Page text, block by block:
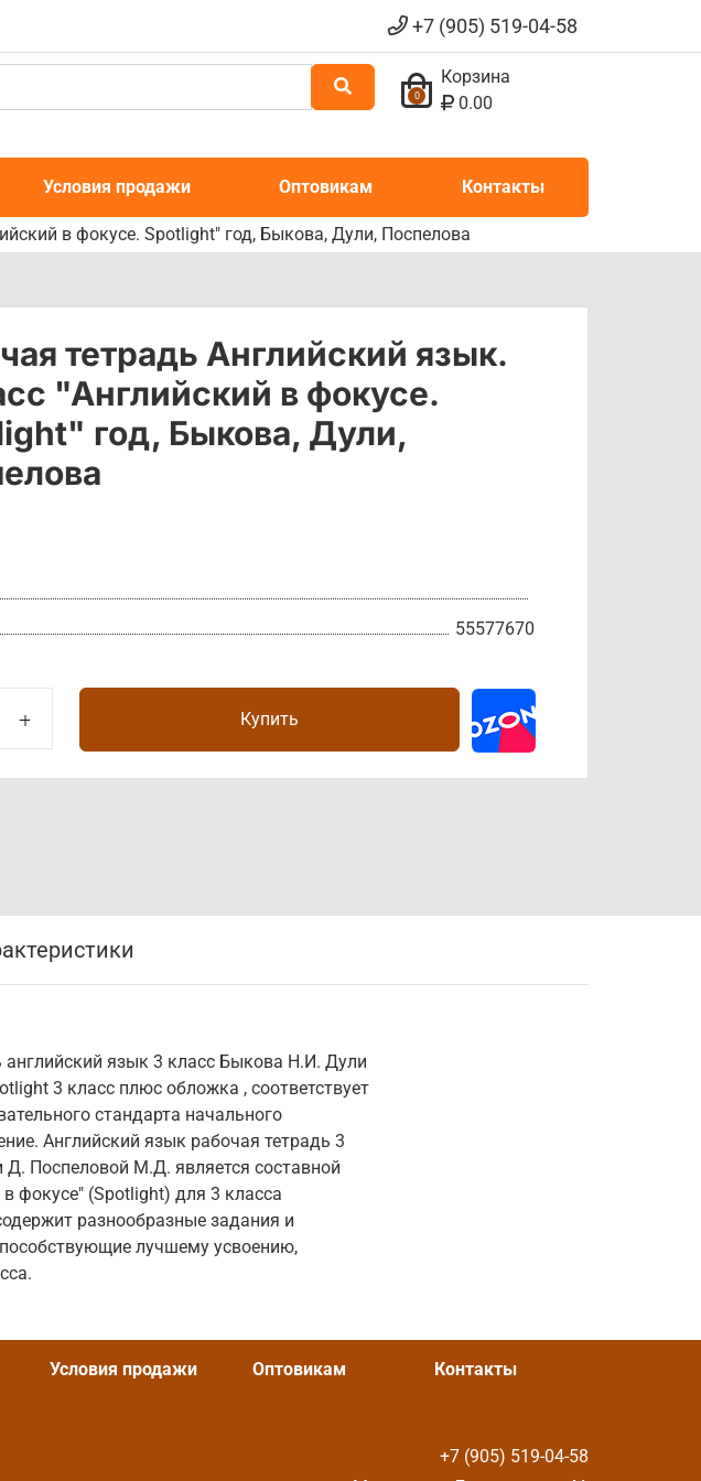
+7 (905) 519-04-58
0
Корзина
0.00
Условия продажи Оптовикам Контакты
в фокусе. Spotlight" год, Быкова, Дули, Поспелова
тетрадь Английский язык.
"Английский в фокусе.
год, Быкова, Дули,
55577670
Купить
язык 3 класс Быкова Н.И. Дули
3 класс плюс обложка , соответствует
стандарта начального
Английский язык рабочая тетрадь 3
Поспеловой М.Д. является составной
фокусе" (Spotlight) для 3 класса
разнообразные задания и
лучшему усвоению,
Условия продажи Оптовикам Контакты
+7 (905) 519-04-58